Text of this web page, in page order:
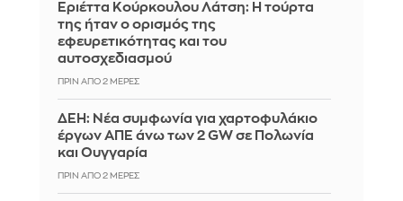
Εριέττα Κούρκουλου Λάτση: Η τούρτα
της ήταν ο ορισμός της
εφευρετικότητας και του
αυτοσχεδιασμού
ΠΡΙΝ ΑΠΌ 2 ΜΈΡΕΣ
ΔΕΗ: Νέα συμφωνία για χαρτοφυλάκιο
έργων ΑΠΕ άνω των 2 GW σε Πολωνία
και Ουγγαρία
ΠΡΙΝ ΑΠΌ 2 ΜΈΡΕΣ